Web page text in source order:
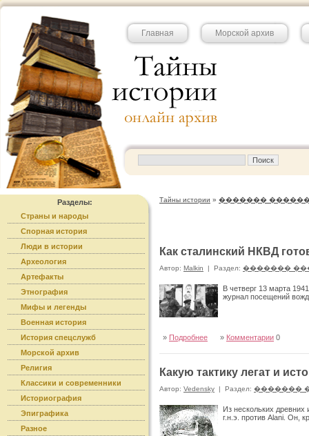
Главная Морской архив
Разделы:
Страны и народы
Спорная история
Люди в истории
Археология
Артефакты
Этнография
Мифы и легенды
Военная история
История спецслужб
Морской архив
Религия
Классики и современники
Историография
Эпиграфика
Разное
Тайны истории » �������
Как сталинский НКВД
Автор: Malkin | Раздел: �������
В четверг 13 марта
журнал посещений
» Подробнее » Комментарии 0
Какую тактику легат и
Автор: Vedensky | Раздел: �������
Из нескольких древних
г.н.э. против Alani. Он,